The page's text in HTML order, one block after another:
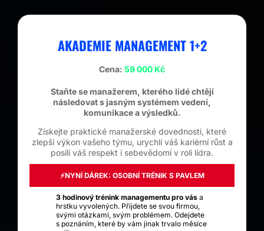
AKADEMIE MANAGEMENT 1+2
Cena: 59 000 Kč
Staňte se manažerem, kterého lidé chtějí
následovat s jasným systémem vedení,
komunikace a výsledků.
Získejte praktické manažerské dovednosti, které
zlepší výkon vašeho týmu, urychlí váš kariérní růst a
posílí váš respekt i sebevědomí v roli lídra.
⚡NYNÍ DÁREK: OSOBNÍ TRÉNIK S PAVLEM
3 hodinový trénink managementu pro vása
hrstku vyvolených. Přijdete se svou firmou,
svými otázkami, svým problémem. Odejdete
s poznáním, které by vám jinak trvalo měsíce